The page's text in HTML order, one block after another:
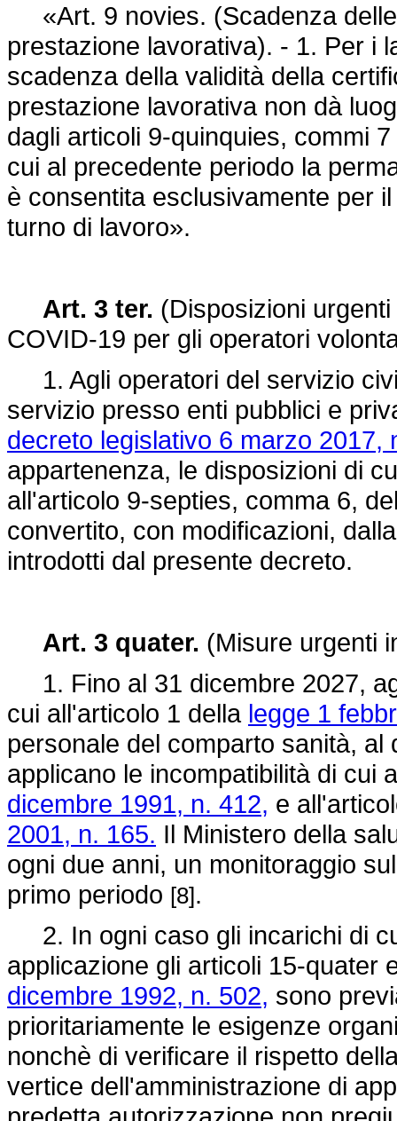
«Art. 9 novies. (Scadenza
prestazione lavorativa). - 1. Per i
scadenza della validità della
prestazione lavorativa non dà
dagli articoli 9-quinquies, commi
cui al precedente periodo la
è consentita esclusivamente per
turno di lavoro».
Art. 3 ter. (Disposizioni
COVID-19 per gli operatori
1. Agli operatori del servizio
servizio presso enti pubblici e
decreto legislativo 6 marzo 2017,
appartenenza, le disposizioni di
all'articolo 9-septies, comma 6,
convertito, con modificazioni,
introdotti dal presente decreto.
Art. 3 quater. (Misure urgenti
1. Fino al 31 dicembre 2027,
cui all'articolo 1 della legge 1
personale del comparto sanità,
applicano le incompatibilità di cui
dicembre 1991, n. 412, e
2001, n. 165. Il Ministero della
ogni due anni, un monitoraggio
primo periodo [8].
2. In ogni caso gli incarichi di
applicazione gli articoli 15-quater
dicembre 1992, n. 502, sono
prioritariamente le esigenze
nonchè di verificare il rispetto
vertice dell'amministrazione di